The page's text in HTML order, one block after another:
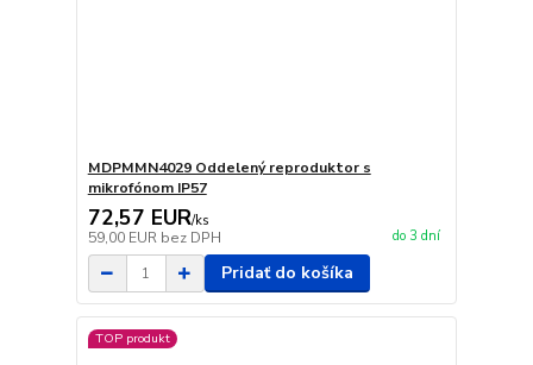
MDPMMN4029 Oddelený reproduktor s
mikrofónom IP57
72,57 EUR/ks
59,00 EUR bez DPH do 3 dní
Pridať do košíka
TOP produkt